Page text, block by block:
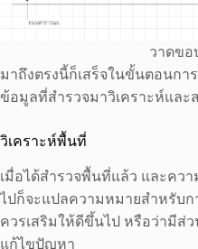
วาดขอ
มาถึงตรงนี้ก็เสร็จในขั้นตอนกา
ข้อมูลที่สำรวจมาวิเคราะห์และ
วิเคราะห์พื้นที่
เมื่อได้สำรวจพื้นที่แล้ว และคว
ไปก็จะแปลความหมายสำหรับ
ควรเสริมให้ดีขึ้นไป หรือว่ามีส่
แก้ไขปัญหา